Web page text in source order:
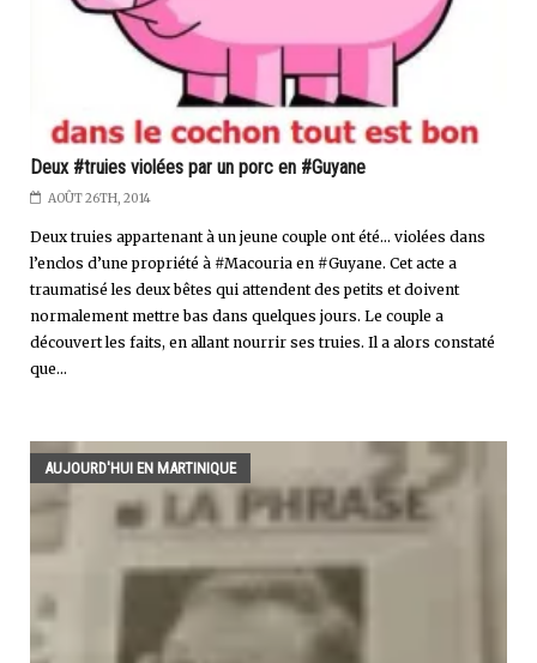
Deux #truies violées par un porc en #Guyane
AOÛT 26TH, 2014
Deux truies appartenant à un jeune couple ont été… violées dans
l’enclos d’une propriété à #Macouria en #Guyane. Cet acte a
traumatisé les deux bêtes qui attendent des petits et doivent
normalement mettre bas dans quelques jours. Le couple a
découvert les faits, en allant nourrir ses truies. Il a alors constaté
que...
AUJOURD'HUI EN MARTINIQUE